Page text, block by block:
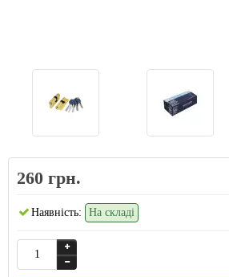
260 грн.
Наявність: На складі